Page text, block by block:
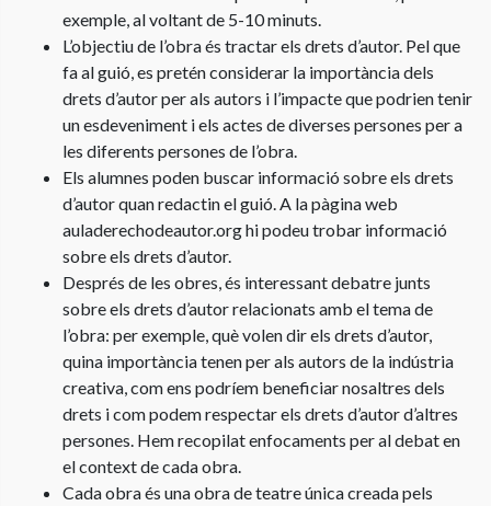
exemple, al voltant de 5-10 minuts.
L’objectiu de l’obra és tractar els drets d’autor. Pel que
fa al guió, es pretén considerar la importància dels
drets d’autor per als autors i l’impacte que podrien tenir
un esdeveniment i els actes de diverses persones per a
les diferents persones de l’obra.
Els alumnes poden buscar informació sobre els drets
d’autor quan redactin el guió. A la pàgina web
auladerechodeautor.org hi podeu trobar informació
sobre els drets d’autor.
Després de les obres, és interessant debatre junts
sobre els drets d’autor relacionats amb el tema de
l’obra: per exemple, què volen dir els drets d’autor,
quina importància tenen per als autors de la indústria
creativa, com ens podríem beneficiar nosaltres dels
drets i com podem respectar els drets d’autor d’altres
persones. Hem recopilat enfocaments per al debat en
el context de cada obra.
Cada obra és una obra de teatre única creada pels